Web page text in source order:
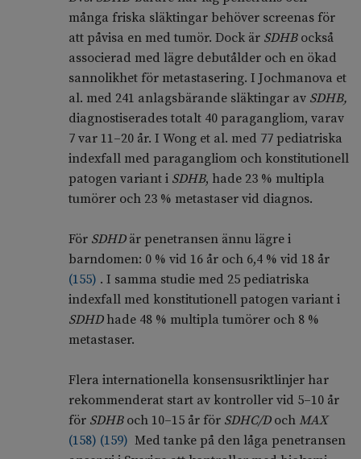
många friska släktingar behöver screenas för
att påvisa en med tumör. Dock är SDHBockså
associerad med lägre debutålder och en ökad
sannolikhet för metastasering. I Jochmanova et
al. med 241 anlagsbärande släktingar av SDHB,
diagnostiserades totalt 40 paragangliom, varav
7 var 11–20 år. I Wong et al. med 77 pediatriska
indexfall med paragangliom och konstitutionell
patogen variant i SDHB, hade 23 % multipla
tumörer och 23 % metastaser vid diagnos.
För SDHDär penetransen ännu lägre i
barndomen: 0 % vid 16 år och 6,4 % vid 18 år
(155) . I samma studie med 25 pediatriska
indexfall med konstitutionell patogen variant i
SDHD hade 48 % multipla tumörer och 8 %
metastaser.
Flera internationella konsensusriktlinjer har
rekommenderat start av kontroller vid 5–10 år
för SDHBoch 10–15 år för SDHC/Doch MAX
(158) (159) Med tanke på den låga penetransen